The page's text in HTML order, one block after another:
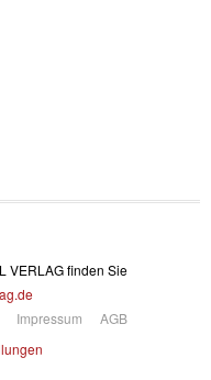
VERLAG finden Sie
Impressum
AGB